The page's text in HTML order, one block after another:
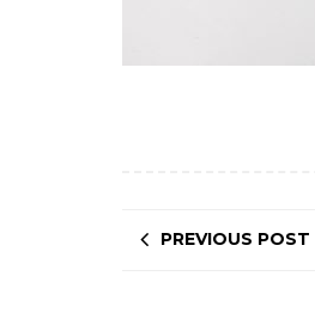
PREVIOUS POST